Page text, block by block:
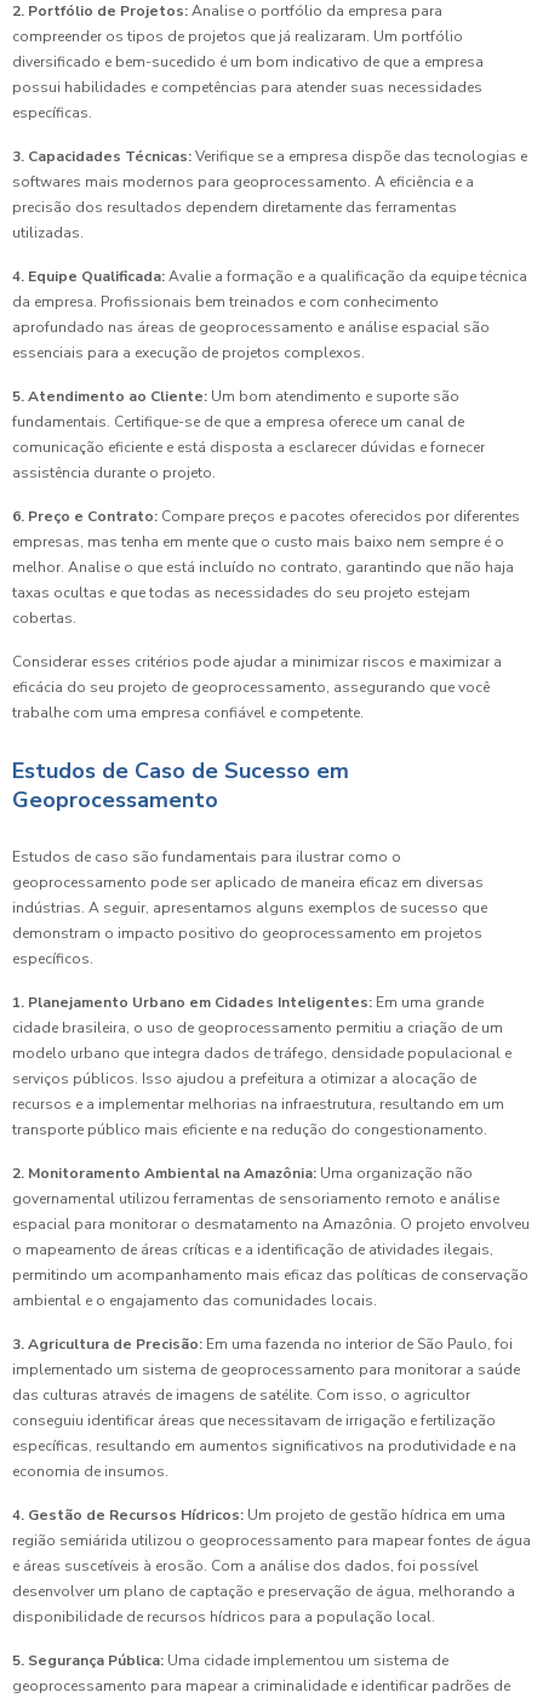
2. Portfólio de Projetos:Analise o portfólio da empresa para
compreender os tipos de projetos que já realizaram. Um portfólio
diversificado e bem-sucedido é um bom indicativo de que a empresa
possui habilidades e competências para atender suas necessidades
específicas.
3. Capacidades Técnicas:Verifique se a empresa dispõe das tecnologias e
softwares mais modernos para geoprocessamento. A eficiência e a
precisão dos resultados dependem diretamente das ferramentas
utilizadas.
4. Equipe Qualificada:Avalie a formação e a qualificação da equipe técnica
da empresa. Profissionais bem treinados e com conhecimento
aprofundado nas áreas de geoprocessamento e análise espacial são
essenciais para a execução de projetos complexos.
5. Atendimento ao Cliente: Um bom atendimento e suporte são
fundamentais. Certifique-se de que a empresa oferece um canal de
comunicação eficiente e está disposta a esclarecer dúvidas e fornecer
assistência durante o projeto.
6. Preço e Contrato: Compare preços e pacotes oferecidos por diferentes
empresas, mas tenha em mente que o custo mais baixo nem sempre é o
melhor. Analise o que está incluído no contrato, garantindo que não haja
taxas ocultas e que todas as necessidades do seu projeto estejam
cobertas.
Considerar esses critérios pode ajudar a minimizar riscos e maximizar a
eficácia do seu projeto de geoprocessamento, assegurando que você
trabalhe com uma empresa confiável e competente.
Estudos de Caso de Sucesso em
Geoprocessamento
Estudos de caso são fundamentais para ilustrar como o
geoprocessamento pode ser aplicado de maneira eficaz em diversas
indústrias. A seguir, apresentamos alguns exemplos de sucesso que
demonstram o impacto positivo do geoprocessamento em projetos
específicos.
1. Planejamento Urbano em Cidades Inteligentes: Em uma grande
cidade brasileira, o uso de geoprocessamento permitiu a criação de um
modelo urbano que integra dados de tráfego, densidade populacional e
serviços públicos. Isso ajudou a prefeitura a otimizar a alocação de
recursos e a implementar melhorias na infraestrutura, resultando em um
transporte público mais eficiente e na redução do congestionamento.
2. Monitoramento Ambiental na Amazônia: Uma organização não
governamental utilizou ferramentas de sensoriamento remoto e análise
espacial para monitorar o desmatamento na Amazônia. O projeto envolveu
o mapeamento de áreas críticas e a identificação de atividades ilegais,
permitindo um acompanhamento mais eficaz das políticas de conservação
ambiental e o engajamento das comunidades locais.
3. Agricultura de Precisão: Em uma fazenda no interior de São Paulo, foi
implementado um sistema de geoprocessamento para monitorar a saúde
das culturas através de imagens de satélite. Com isso, o agricultor
conseguiu identificar áreas que necessitavam de irrigação e fertilização
específicas, resultando em aumentos significativos na produtividade e na
economia de insumos.
4. Gestão de Recursos Hídricos: Um projeto de gestão hídrica em uma
região semiárida utilizou o geoprocessamento para mapear fontes de água
e áreas suscetíveis à erosão. Com a análise dos dados, foi possível
desenvolver um plano de captação e preservação de água, melhorando a
disponibilidade de recursos hídricos para a população local.
5. Segurança Pública: Uma cidade implementou um sistema de
geoprocessamento para mapear a criminalidade e identificar padrões de